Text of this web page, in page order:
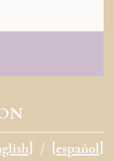
[español]